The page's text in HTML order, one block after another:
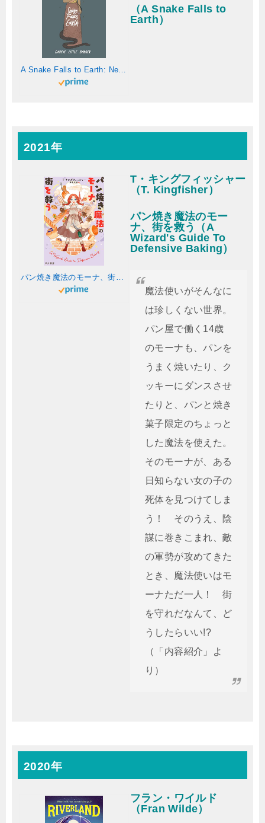
A Snake Falls to Earth: Newbery Honor Award Winner (English Edition)
（A Snake Falls to
Earth）
2021年
パン焼き魔法のモーナ、街を救う (ハヤカワ文庫FT)
T・キングフィッシャー
（T. Kingfisher）
パン焼き魔法のモー
ナ、街を救う（A
Wizard's Guide To
Defensive Baking）
魔法使いがそんなに
は珍しくない世界。
パン屋で働く14歳
のモーナも、パンを
うまく焼いたり、ク
ッキーにダンスさせ
たりと、パンと焼き
菓子限定のちょっと
した魔法を使えた。
そのモーナが、ある
日知らない女の子の
死体を見つけてしま
う！ そのうえ、陰
謀に巻きこまれ、敵
の軍勢が攻めてきた
とき、魔法使いはモ
ーナただ一人！ 街
を守れだなんて、ど
うしたらいい!?
（「内容紹介」よ
り）
2020年
フラン・ワイルド
（Fran Wilde）